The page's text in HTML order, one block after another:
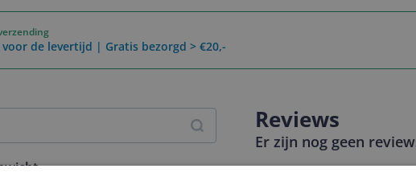
voor de levertijd | Gratis bezorgd > €20,-
Reviews
Er zijn nog geen
Heb jij dit product in bezit